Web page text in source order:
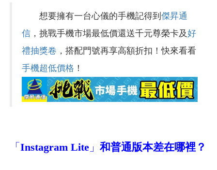
想要擁有一台心儀的手機記得到 傑昇通
信 ，挑戰手機市場最低價還送千元尊榮卡及好
禮抽獎卷 ，搭配門號再享高額折扣！快來看看
手機超低價格 ！
「 Instagram Lite 」 和普通版本差在哪裡？